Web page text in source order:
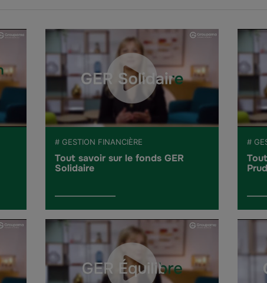
# GESTION FINANCIÈRE
Tout savoir sur le fonds GER
Solidaire
#